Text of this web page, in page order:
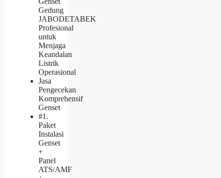
Gedung
JABODETABEK
Profesional
untuk
Menjaga
Keandalan
Listrik
Operasional
Jasa
Pengecekan
Komprehensif
Genset
#1.
Paket
Instalasi
Genset
+
Panel
ATS/AMF